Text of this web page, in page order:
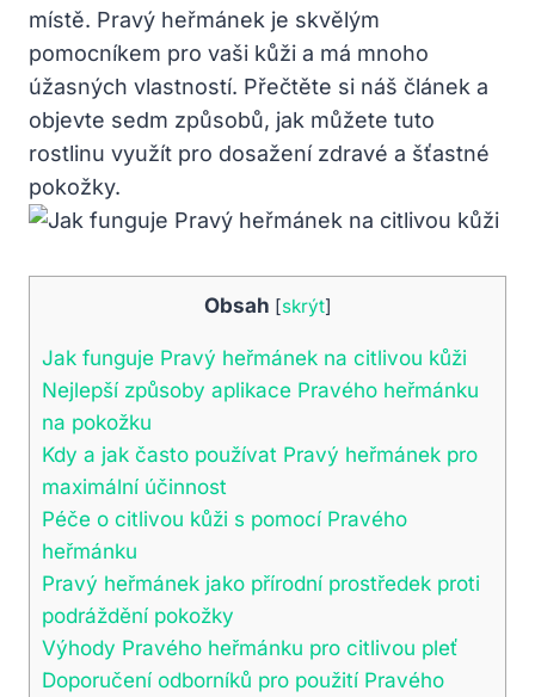
místě. Pravý heřmánek je skvělým
pomocníkem pro vaši kůži a má mnoho
úžasných vlastností. Přečtěte si náš článek a
objevte sedm způsobů, jak můžete tuto
rostlinu využít pro dosažení zdravé a šťastné
pokožky.
Obsah [skrýt]
Jak funguje Pravý heřmánek na citlivou kůži
Nejlepší způsoby aplikace Pravého heřmánku
na pokožku
Kdy a jak často používat Pravý heřmánek pro
maximální účinnost
Péče o citlivou kůži s pomocí Pravého
heřmánku
Pravý heřmánek jako přírodní prostředek proti
podráždění pokožky
Výhody Pravého heřmánku pro citlivou pleť
Doporučení odborníků pro použití Pravého